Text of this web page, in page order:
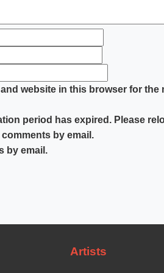
website in this browser for the
period has expired. Please
by email.
by email.
Artists